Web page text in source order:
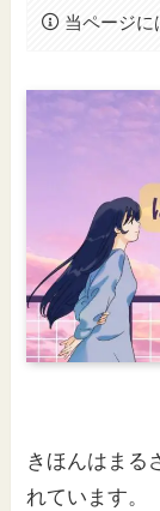
当ページに
きほんはまる
れています。